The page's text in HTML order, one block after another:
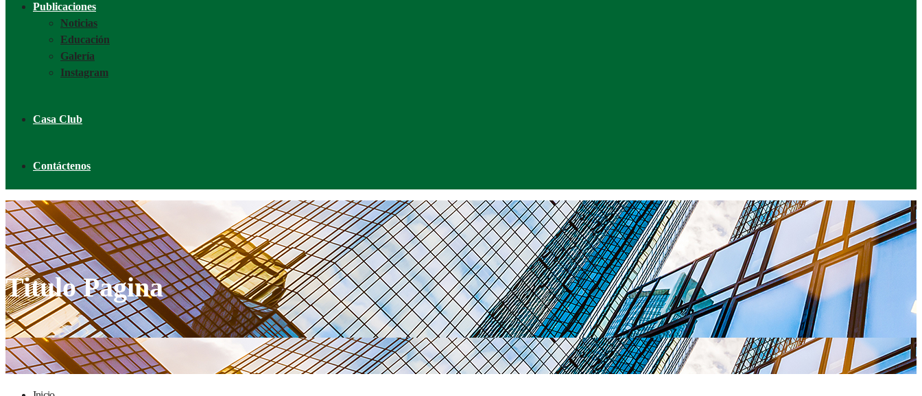
Publicaciones
Noticias
Educación
Galería
Instagram
Casa Club
Contáctenos
Titulo Pagina